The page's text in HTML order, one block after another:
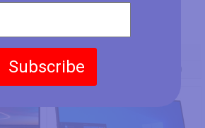
Subscribe
GENERALI
29
Lenovo ThinkVision T27hv-30